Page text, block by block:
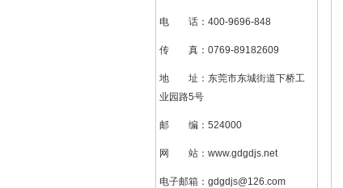
电 话：400-9696-848
传 真：0769-89182609
地 址：东莞市东城街道下桥工
业园路5号
邮 编：524000
网 站：www.gdgdjs.net
电子邮箱：gdgdjs@126.com